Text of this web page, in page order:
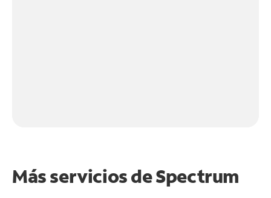
Más servicios de Spectrum